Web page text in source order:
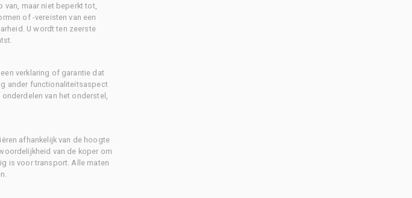
maar niet beperkt tot,
of -vereisten van een
U wordt ten zeerste
verklaring of garantie dat
ander functionaliteitsaspect
van het onderstel,
afhankelijk van de hoogte
van de koper om
is voor transport. Alle maten